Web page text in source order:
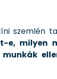
szemlén
e, milyen
munkák